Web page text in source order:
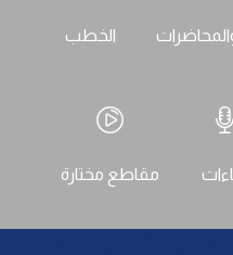
الخطب
مقاطع مختارة